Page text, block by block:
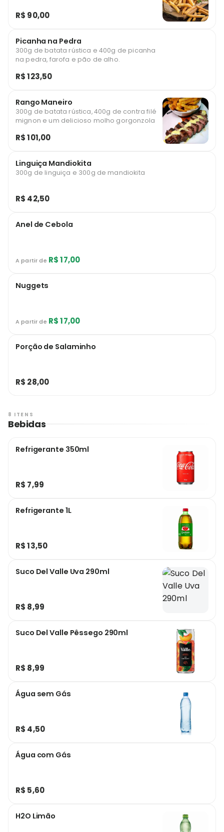
R$ 90,00
Picanha na Pedra
300g de batata rústica e 400g de picanha
na pedra, farofa e pão de alho.
R$ 123,50
Rango Maneiro
300g de batata rústica, 400g de contra filé
mignon e um delicioso molho gorgonzola
R$ 101,00
Linguiça Mandiokita
300g de linguiça e 300g de mandiokita
R$ 42,50
Anel de Cebola
A partir de R$ 17,00
Nuggets
A partir de R$ 17,00
Porção de Salaminho
R$ 28,00
8 ITENS
Bebidas
Refrigerante 350ml
R$ 7,99
Refrigerante 1L
R$ 13,50
Suco Del Valle Uva 290ml
R$ 8,99
Suco Del Valle Pêssego 290ml
R$ 8,99
Água sem Gás
R$ 4,50
Água com Gás
R$ 5,60
H2O Limão